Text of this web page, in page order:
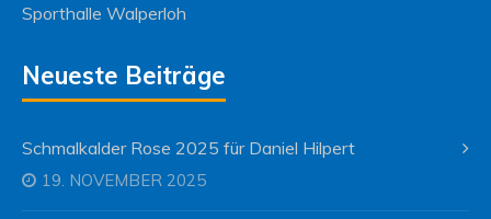
Sporthalle Walperloh
Neueste Beiträge
Schmalkalder Rose 2025 für Daniel Hilpert
19. NOVEMBER 2025